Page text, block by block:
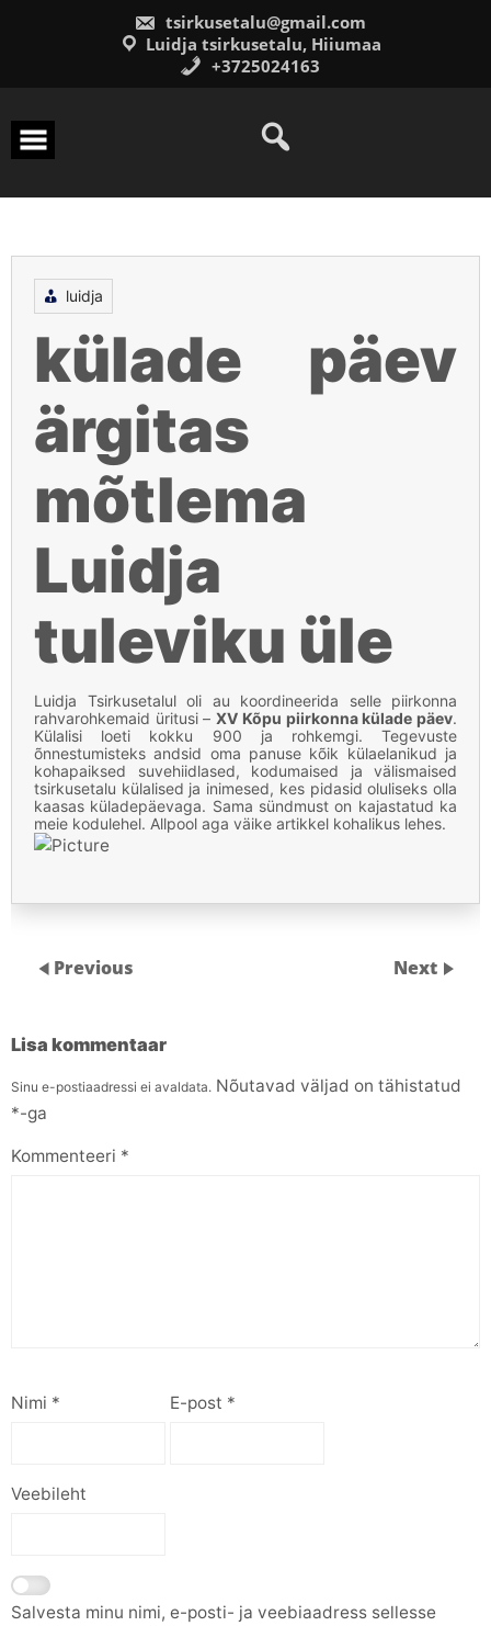
tsirkusetalu@gmail.com
Luidja tsirkusetalu, Hiiumaa
+3725024163
luidja
külade päev
ärgitas
mõtlema
Luidja
tuleviku üle
Luidja Tsirkusetalul oli au koordineerida selle piirkonna
rahvarohkemaid üritusi –XV Kõpu piirkonna külade päev.
Külalisi loeti kokku 900 ja rohkemgi. Tegevuste
õnnestumisteks andsid oma panuse kõik külaelanikud ja
kohapaiksed suvehiidlased, kodumaised ja välismaised
tsirkusetalu külalised ja inimesed, kes pidasid oluliseks olla
kaasas küladepäevaga. Sama sündmust on kajastatud ka
meie kodulehel. Allpool aga väike artikkel kohalikus lehes.
Previous Next
Lisa kommentaar
Sinu e-postiaadressi ei avaldata. Nõutavad väljad on tähistatud
*-ga
Kommenteeri *
Nimi * E-post *
Veebileht
Salvesta minu nimi, e-posti- ja veebiaadress sellesse